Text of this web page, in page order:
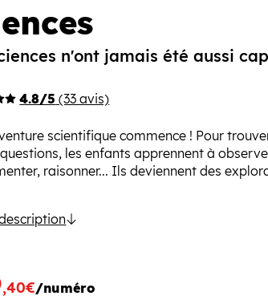
n'ont jamais été aussi
4.8/5 (33 avis)
scientifique commence ! Pour
les enfants apprennent à
raisonner... Ils deviennent des
,40€/numéro